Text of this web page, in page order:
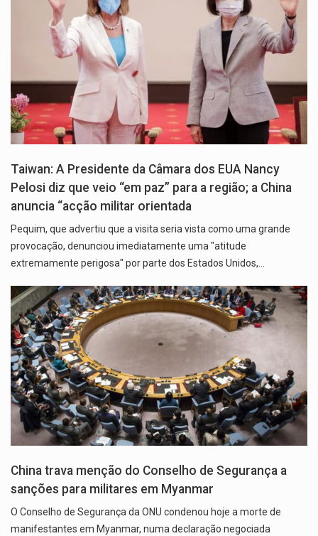
Taiwan: A Presidente da Câmara dos EUA Nancy
Pelosi diz que veio “em paz” para a região; a China
anuncia “acção militar orientada
Pequim, que advertiu que a visita seria vista como uma grande
provocação, denunciou imediatamente uma "atitude
extremamente perigosa" por parte dos Estados Unidos,…
China trava menção do Conselho de Segurança a
sanções para militares em Myanmar
O Conselho de Segurança da ONU condenou hoje a morte de
manifestantes em Myanmar, numa declaração negociada